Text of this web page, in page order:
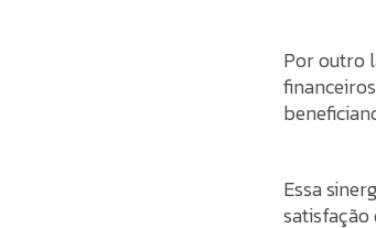
Por outro
Essa
satisfação